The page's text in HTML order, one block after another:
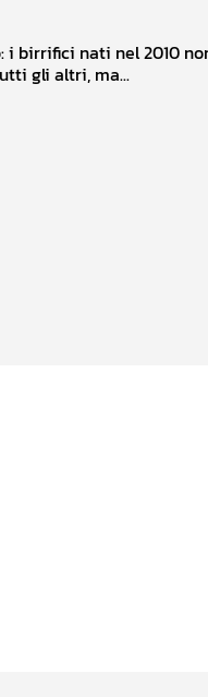
birrifici nati nel 2010
gli altri, ma...